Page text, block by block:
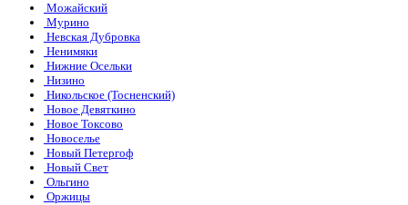
Можайский
Мурино
Невская Дубровка
Ненимяки
Нижние Осельки
Низино
Никольское (Тосненский)
Новое Девяткино
Новое Токсово
Новоселье
Новый Петергоф
Новый Свет
Ольгино
Оржицы